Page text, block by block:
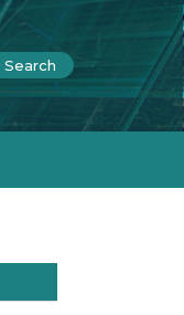
Search